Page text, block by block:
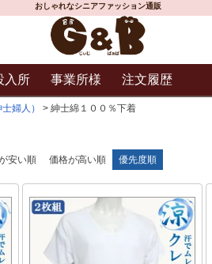
おしゃれなシニアファッション通販
入所 事業所様 注文履歴
婦人） 紳士綿１００％下着
安い順 価格が高い順 優先度順